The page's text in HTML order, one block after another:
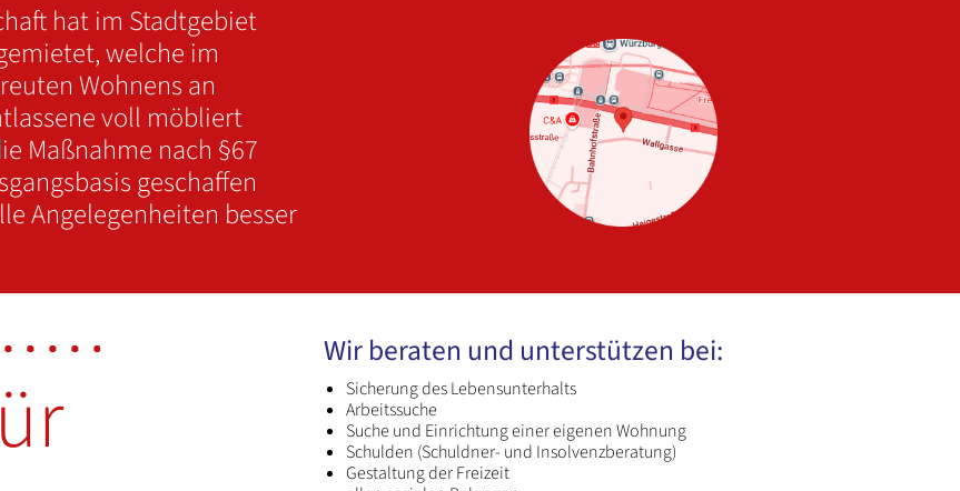
hat im Stadtgebiet
welche im
Wohnens an
voll möbliert
Maßnahme nach §67
geschaffen
Angelegenheiten besser
Wir beraten und unterstützen bei:
Sicherung des Lebensunterhalts
Arbeitssuche
Suche und Einrichtung einer eigenen Wohnung
Schulden (Schuldner- und Insolvenzberatung)
Gestaltung der Freizeit